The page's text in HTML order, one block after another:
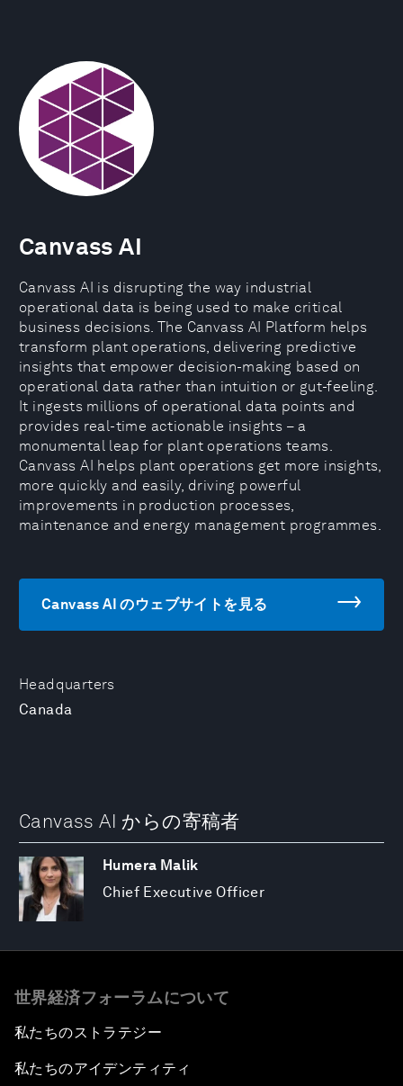
Headquarters
Canada
Canvass AI
Canvass AI is disrupting the way industrial
operational data is being used to make critical
business decisions. The Canvass AI Platform helps
transform plant operations, delivering predictive
insights that empower decision-making based on
operational data rather than intuition or gut-feeling.
It ingests millions of operational data points and
provides real-time actionable insights – a
monumental leap for plant operations teams.
Canvass AI helps plant operations get more insights,
more quickly and easily, driving powerful
improvements in production processes,
maintenance and energy management programmes.
Canvass AI のウェブサイトを見る
Canvass AI からの寄稿者
Humera Malik
Chief Executive Officer
世界経済フォーラムについて
私たちのストラテジー
私たちのアイデンティティ